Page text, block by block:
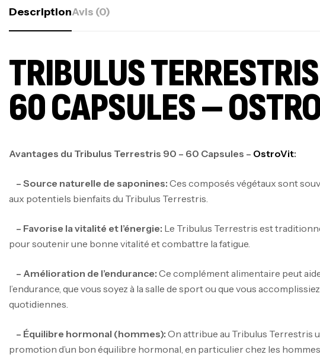
DescriptionAvis (0)
TRIBULUS
60 CAPSULES –
Avantages du Tribulus Terrestris 90 – 60 Capsules – OstroVit:
– Source naturelle de saponines: Ces composés végétaux sont
aux potentiels bienfaits du Tribulus Terrestris.
– Favorise la vitalité et l’énergie: Le Tribulus Terrestris est
pour soutenir une bonne vitalité et combattre la fatigue.
– Amélioration de l’endurance: Ce complément alimentaire peut
l’endurance, que vous soyez à la salle de sport ou que vous
quotidiennes.
– Équilibre hormonal (hommes): On attribue au Tribulus Terrestris
promotion d’un bon équilibre hormonal, en particulier chez les